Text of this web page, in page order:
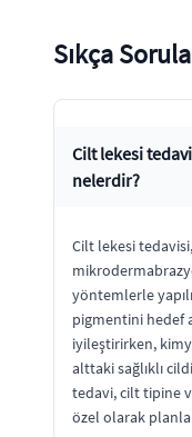
Sıkça
Cilt lekesi
nelerdir?
Cilt lekesi
yöntemlerle
pigmentini hedef
iyileştirirken,
alttaki sağlıklı
tedavi, cilt tipine
özel olarak